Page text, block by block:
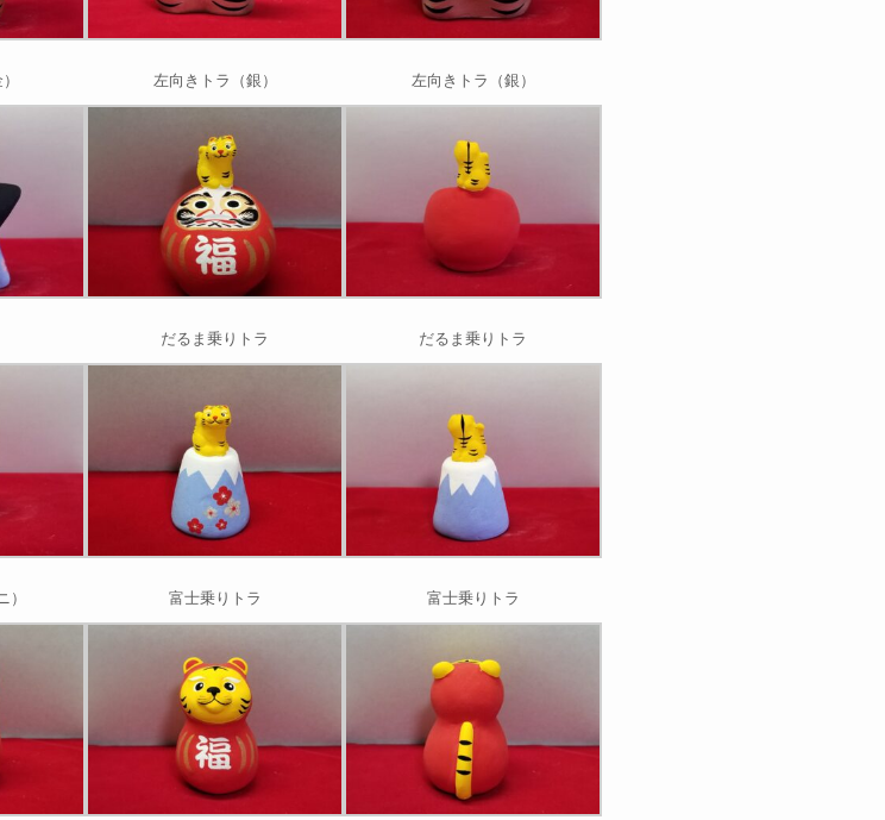
左向きトラ（銀） 左向きトラ（銀）
だるま乗りトラ だるま乗りトラ
富士乗りトラ 富士乗りトラ